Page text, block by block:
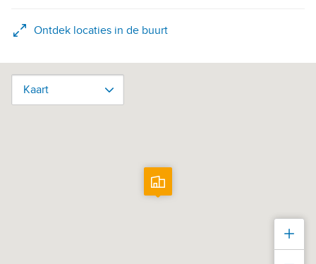
Ontdek locaties in de buurt
Kaart
Kaart